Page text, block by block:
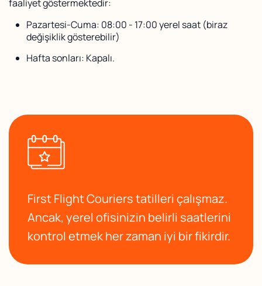
faaliyet göstermektedir:
Pazartesi-Cuma: 08:00 - 17:00 yerel saat (biraz
değişiklik gösterebilir)
Hafta sonları: Kapalı.
First Flight Couriers tatilleri çalışmaz.
Ancak, yerel ofisinizin belirli saatlerini
kontrol etmek her zaman iyi bir fikirdir.